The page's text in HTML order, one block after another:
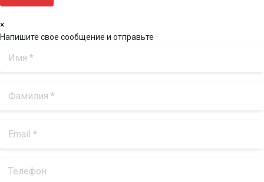
×
Напишите свое сообщение и отправьте